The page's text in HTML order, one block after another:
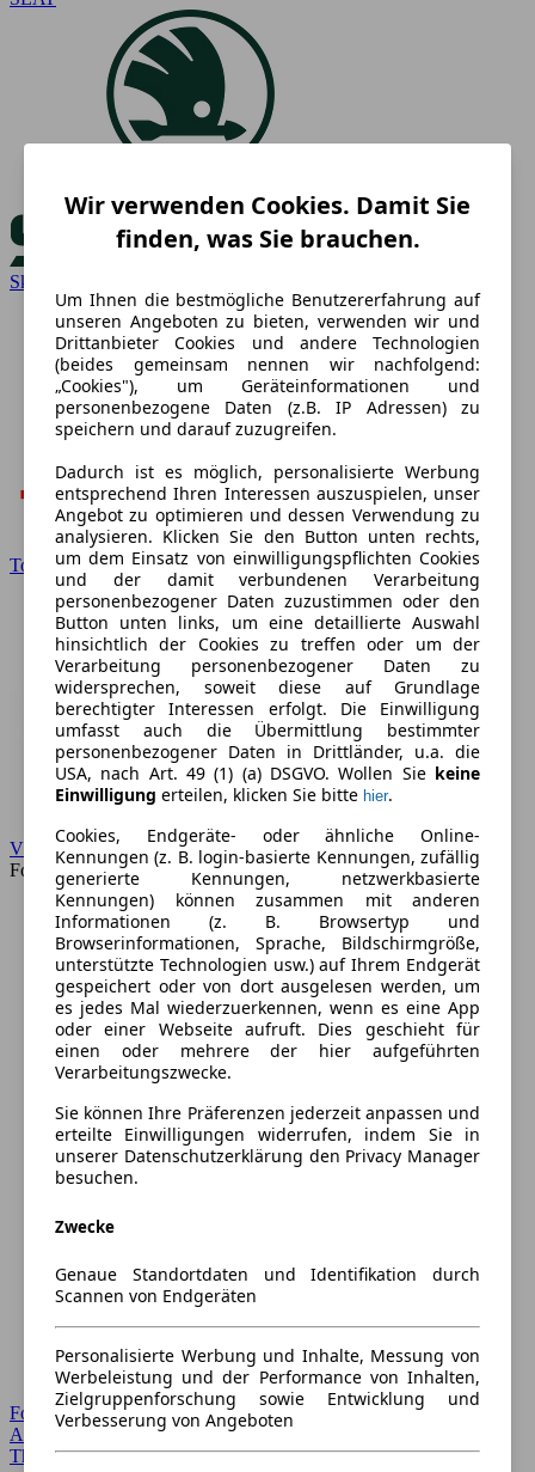
Skoda
Toyota
VW
Forum
Forum Startseite
Alle Auto-Foren
Themen-Forum
Wir verwenden Cookies. Damit Sie
finden, was Sie brauchen.
Um Ihnen die bestmögliche Benutzererfahrung auf
unseren Angeboten zu bieten, verwenden wir und
Drittanbieter Cookies und andere Technologien
(beides gemeinsam nennen wir nachfolgend:
„Cookies"), um Geräteinformationen und
personenbezogene Daten (z.B. IP Adressen) zu
speichern und darauf zuzugreifen.
Dadurch ist es möglich, personalisierte Werbung
entsprechend Ihren Interessen auszuspielen, unser
Angebot zu optimieren und dessen Verwendung zu
analysieren. Klicken Sie den Button unten rechts,
um dem Einsatz von einwilligungspflichten Cookies
und der damit verbundenen Verarbeitung
personenbezogener Daten zuzustimmen oder den
Button unten links, um eine detaillierte Auswahl
hinsichtlich der Cookies zu treffen oder um der
Verarbeitung personenbezogener Daten zu
widersprechen, soweit diese auf Grundlage
berechtigter Interessen erfolgt. Die Einwilligung
umfasst auch die Übermittlung bestimmter
personenbezogener Daten in Drittländer, u.a. die
USA, nach Art. 49 (1) (a) DSGVO. Wollen Sie keine
Einwilligung erteilen, klicken Sie bitte hier.
Cookies, Endgeräte- oder ähnliche Online-
Kennungen (z. B. login-basierte Kennungen, zufällig
generierte Kennungen, netzwerkbasierte
Kennungen) können zusammen mit anderen
Informationen (z. B. Browsertyp und
Browserinformationen, Sprache, Bildschirmgröße,
unterstützte Technologien usw.) auf Ihrem Endgerät
gespeichert oder von dort ausgelesen werden, um
es jedes Mal wiederzuerkennen, wenn es eine App
oder einer Webseite aufruft. Dies geschieht für
einen oder mehrere der hier aufgeführten
Verarbeitungszwecke.
Sie können Ihre Präferenzen jederzeit anpassen und
erteilte Einwilligungen widerrufen, indem Sie in
unserer Datenschutzerklärung den Privacy Manager
besuchen.
Zwecke
Genaue Standortdaten und Identifikation durch
Scannen von Endgeräten
Personalisierte Werbung und Inhalte, Messung von
Werbeleistung und der Performance von Inhalten,
Zielgruppenforschung sowie Entwicklung und
Verbesserung von Angeboten